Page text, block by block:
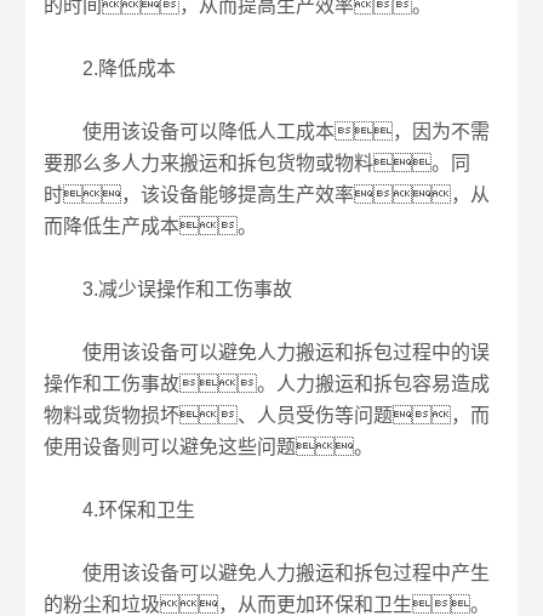
的时间，从而提高生产效率。
2.降低成本
使用该设备可以降低人工成本，因为不需
要那么多人力来搬运和拆包货物或物料。同
时，该设备能够提高生产效率，从
而降低生产成本。
3.减少误操作和工伤事故
使用该设备可以避免人力搬运和拆包过程中的误
操作和工伤事故。人力搬运和拆包容易造成
物料或货物损坏、人员受伤等问题，而
使用设备则可以避免这些问题。
4.环保和卫生
使用该设备可以避免人力搬运和拆包过程中产生
的粉尘和垃圾，从而更加环保和卫生。